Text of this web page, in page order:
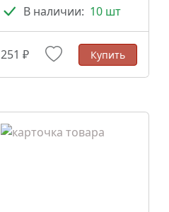
В наличии: 10 шт
251 ₽ Купить